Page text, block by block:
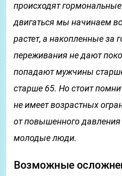
происходят
двигаться мы начинаем
растет, а накопленные за
переживания не дают
попадают мужчины
старше 65. Но стоит
не имеет возрастных
от повышенного
молодые люди.
Возможные